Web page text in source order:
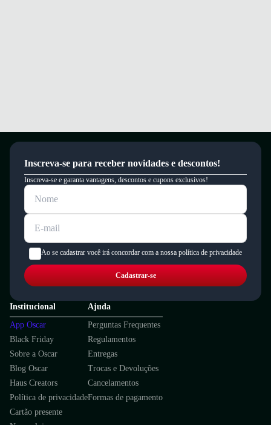
Inscreva-se para receber novidades e descontos!
Inscreva-se e garanta vantagens, descontos e cupons exclusivos!
Ao se cadastrar você irá concordar com a nossa política de privacidade
Cadastrar-se
Institucional
App Oscar
Black Friday
Sobre a Oscar
Blog Oscar
Haus Creators
Política de privacidade
Cartão presente
Ajuda
Perguntas Frequentes
Regulamentos
Entregas
Trocas e Devoluções
Cancelamentos
Formas de pagamento